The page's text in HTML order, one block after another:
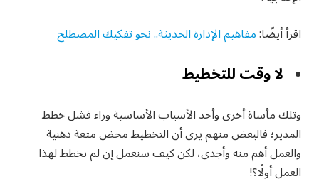
اقرأ أيضًا:مفاهيم الإدارة الحديثة.. نحو تفكيك المصطلح
لا وقت للتخطيط
وتلك مأساة أخرى وأحد الأسباب الأساسية وراء فشل خطط
المدير؛ فالبعض منهم يرى أن التخطيط محض متعة ذهنية
والعمل أهم منه وأجدى، لكن كيف سنعمل إن لم نخطط لهذا
العمل أولًا؟!